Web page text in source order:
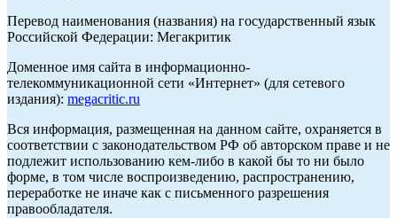
Перевод наименования (названия) на государственный язык
Российской Федерации: Мегакритик
Доменное имя сайта в информационно-
телекоммуникационной сети «Интернет» (для сетевого
издания): megacritic.ru
Вся информация, размещенная на данном сайте, охраняется в
соответствии с законодательством РФ об авторском праве и не
подлежит использованию кем-либо в какой бы то ни было
форме, в том числе воспроизведению, распространению,
переработке не иначе как с письменного разрешения
правообладателя.